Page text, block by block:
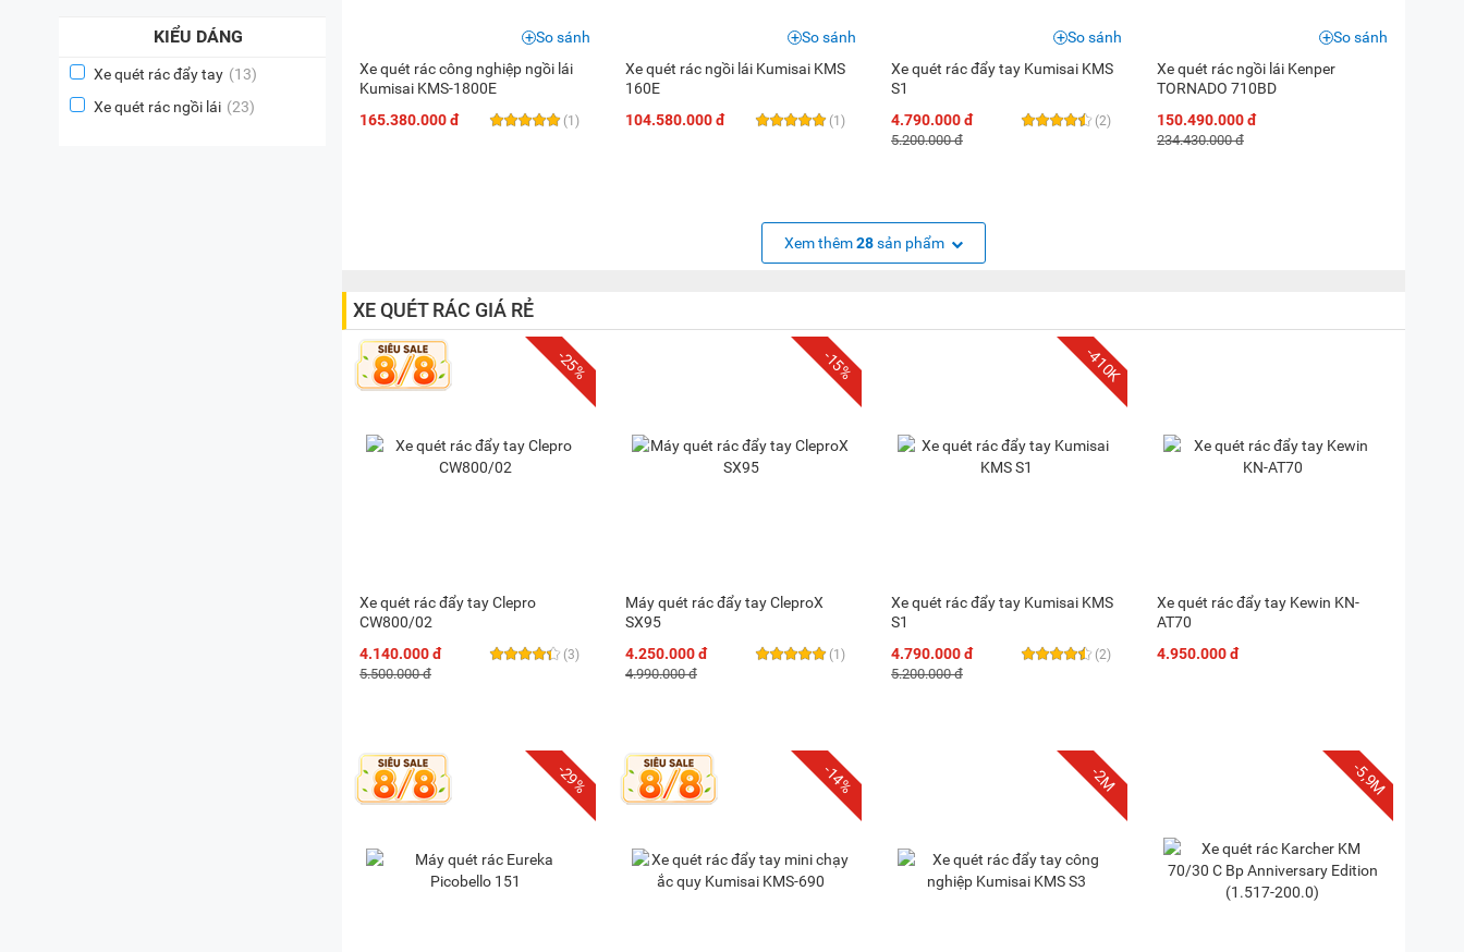
KIỂU DÁNG
Xe quét rác đẩy tay (13)
Xe quét rác ngồi lái (23)
Xe quét rác công nghiệp ngồi lái
Kumisai KMS-1800E
(1)
165.380.000 đ
So sánh
Xe quét rác ngồi lái Kumisai KMS
160E
(1)
104.580.000 đ
So sánh
Xe quét rác đẩy tay Kumisai KMS
S1
(2)
4.790.000 đ
5.200.000 đ
So sánh
Xe quét rác ngồi lái Kenper
TORNADO 710BD
150.490.000 đ
234.430.000 đ
So sánh
Xem thêm28sản phẩm
XE QUÉT RÁC GIÁ RẺ
-25%
Xe quét rác đẩy tay Clepro
CW800/02
(3)
4.140.000 đ
5.500.000 đ
-15%
Máy quét rác đẩy tay CleproX
SX95
(1)
4.250.000 đ
4.990.000 đ
-410K
Xe quét rác đẩy tay Kumisai KMS
S1
(2)
4.790.000 đ
5.200.000 đ
Xe quét rác đẩy tay Kewin KN-
AT70
4.950.000 đ
-29% -14% -2M -5,9M